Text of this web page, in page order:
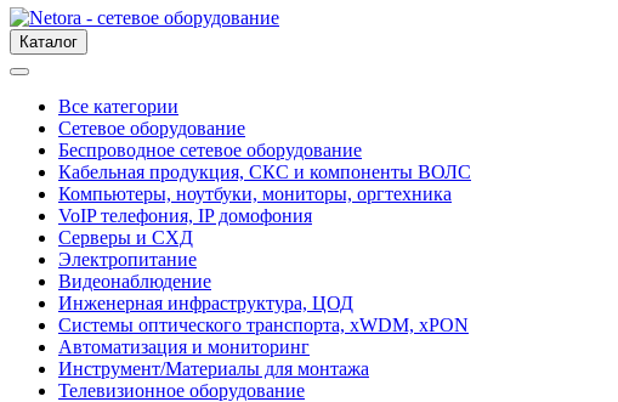
Каталог
Все категории
Сетевое оборудование
Беспроводное сетевое оборудование
Кабельная продукция, СКС и компоненты ВОЛС
Компьютеры, ноутбуки, мониторы, оргтехника
VoIP телефония, IP домофония
Серверы и СХД
Электропитание
Видеонаблюдение
Инженерная инфраструктура, ЦОД
Системы оптического транспорта, xWDM, xPON
Автоматизация и мониторинг
Инструмент/Материалы для монтажа
Телевизионное оборудование